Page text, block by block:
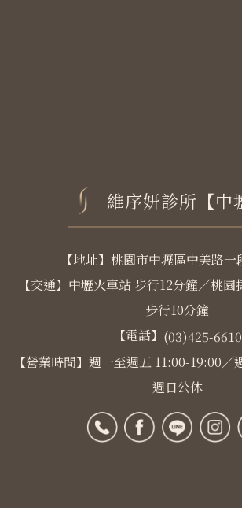
維序妍診所【中
【地址】桃園市中壢區中美路一
【交通】中壢火車站 步行12分鐘／桃
步行10分鐘
【電話】 (03)425-6610
【營業時間】週一至週五 11:00-19:00／
週日公休